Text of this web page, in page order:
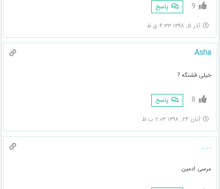
9 پاسخ
آذر ۵, ۱۳۹۸ ۴:۳۳ ق.ظ
Asha
خیلی قشنگه ?
8 پاسخ
آبان ۲۴, ۱۳۹۸ ۲:۰۳ ب.ظ
....
مرسی ادمین